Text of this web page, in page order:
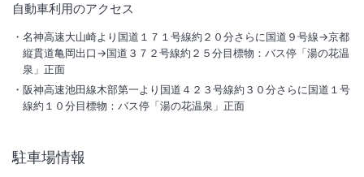
ごし下さい。
総客室数27室
INチェックイン
15:00/ OUT チェックアウト
11:00
大浴場あり
露天風呂あり
施設からのお知らせ
自動車利用のアクセス
名神高速大山崎より国道１７１号線約２０分さらに国道９号線→京都
縦貫道亀岡出口→国道３７２号線約２５分目標物：バス停「湯の花温
泉」正面
阪神高速池田線木部第一より国道４２３号線約３０分さらに国道１号
線約１０分目標物：バス停「湯の花温泉」正面
駐車場情報